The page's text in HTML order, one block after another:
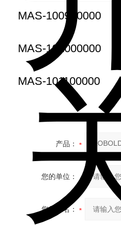
MAS-100900000
MAS-101000000
MAS-101100000
产品：
您的单位：
您的姓名：